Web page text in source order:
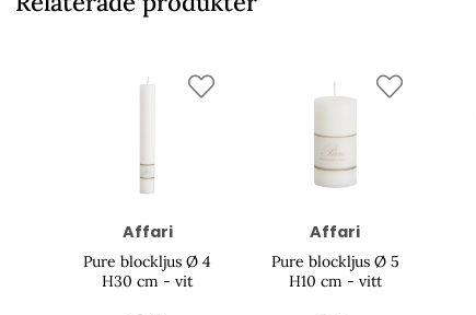
Affari
Pure blockljus Ø 4
H30 cm - vit
Affari
Pure blockljus Ø 5
H10 cm - vitt